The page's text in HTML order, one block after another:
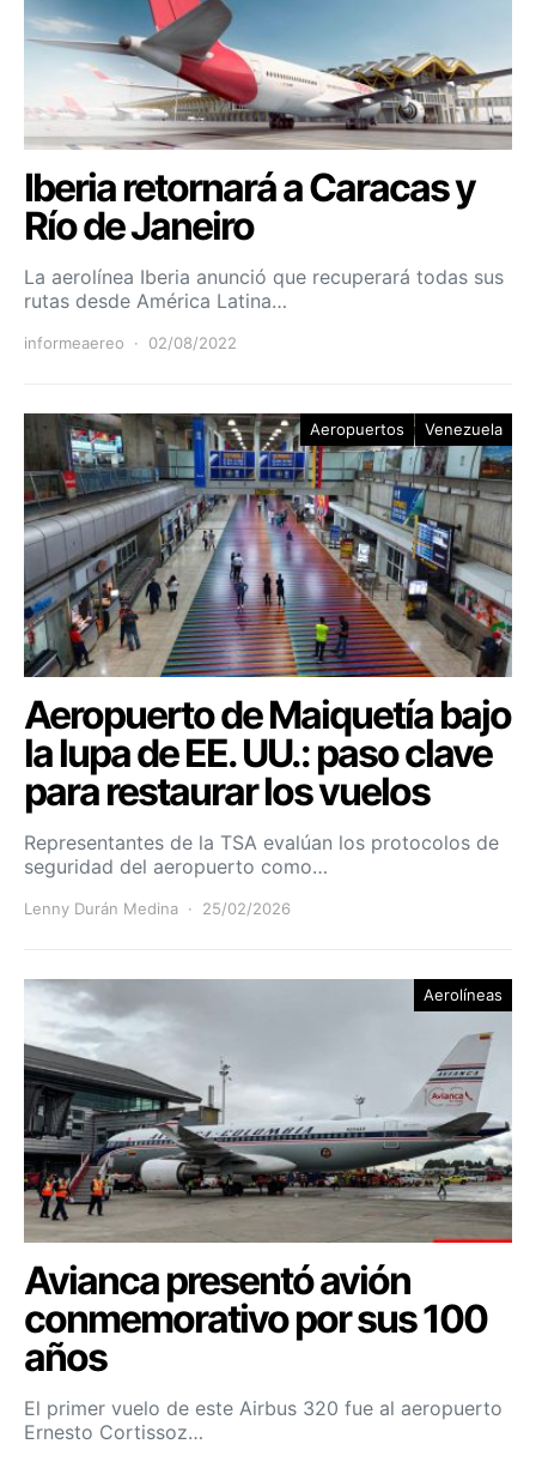
Iberia retornará a Caracas y
Río de Janeiro
La aerolínea Iberia anunció que recuperará todas sus
rutas desde América Latina…
informeaereo 02/08/2022
Aeropuertos Venezuela
Aeropuerto de Maiquetía bajo
la lupa de EE. UU.: paso clave
para restaurar los vuelos
Representantes de la TSA evalúan los protocolos de
seguridad del aeropuerto como…
Lenny Durán Medina 25/02/2026
Aerolíneas
Avianca presentó avión
conmemorativo por sus 100
años
El primer vuelo de este Airbus 320 fue al aeropuerto
Ernesto Cortissoz…